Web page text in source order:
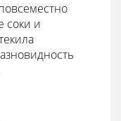
соки и